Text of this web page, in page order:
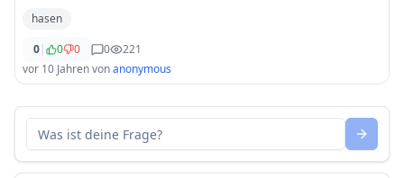
sollte wenn man was guten haben möchte..
hasen
0| 0 0 0
221
vor 10 Jahrenvonanonymous